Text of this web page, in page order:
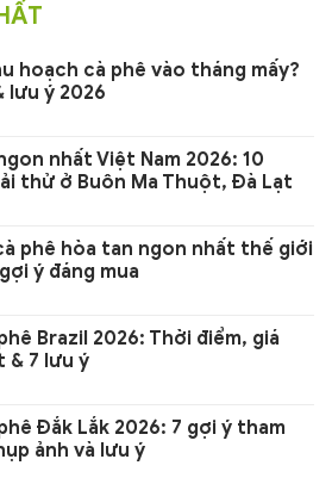
hoạch cà phê vào tháng mấy?
lưu ý 2026
nhất Việt Nam 2026: 10
thử ở Buôn Ma Thuột, Đà Lạt
phê hòa tan ngon nhất thế giới
ý đáng mua
Brazil 2026: Thời điểm, giá
7 lưu ý
Đắk Lắk 2026: 7 gợi ý tham
ảnh và lưu ý